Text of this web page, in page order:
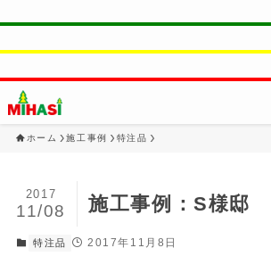
ホーム 施工事例 特注品
施工事例：S様邸
2017
11/08
特注品 2017年11月8日